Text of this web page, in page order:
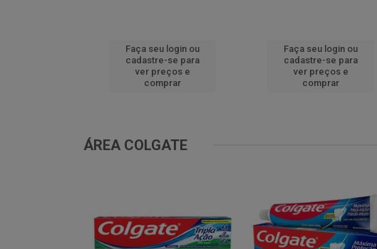
Faça seu login ou
cadastre-se para
ver preços e
comprar
Faça seu login ou
cadastre-se para
ver preços e
comprar
ÁREA COLGATE